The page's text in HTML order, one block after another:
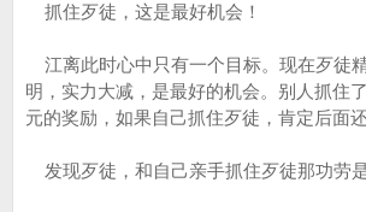
抓住歹徒，这是最好机会！
江离此时心中只有一个目标。现在歹徒
明，实力大减，是最好的机会。别人抓住
元的奖励，如果自己抓住歹徒，肯定后面
发现歹徒，和自己亲手抓住歹徒那功劳是